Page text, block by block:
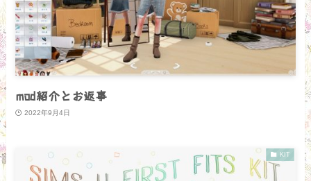
mod紹介とお返事
2022年9月4日
KIT